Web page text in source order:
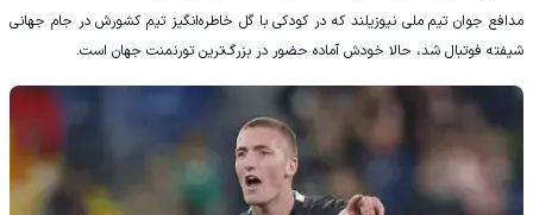
مدافع جوان تیم ملی نیوزیلند که در کودکی با گل خاطره‌انگیز تیم کشورش در جام جهانی
شیفته فوتبال شد، حالا خودش آماده حضور در بزرگ‌ترین تورنمنت جهان است.